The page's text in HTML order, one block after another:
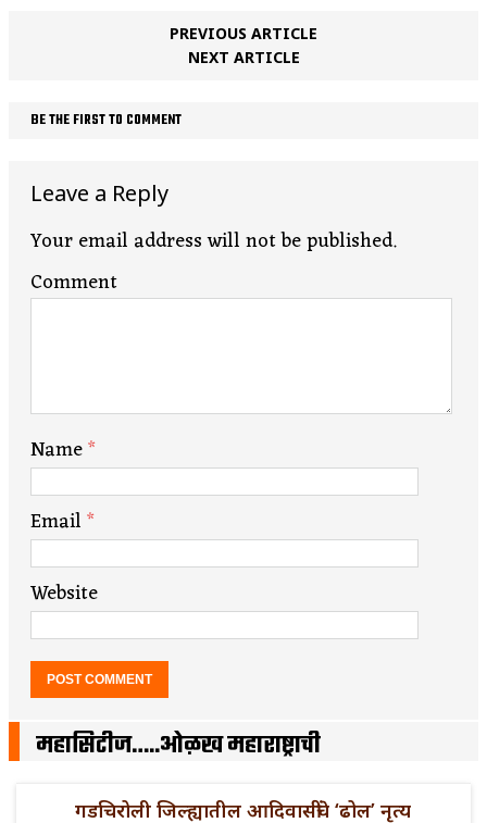
PREVIOUS ARTICLE
NEXT ARTICLE
BE THE FIRST TO COMMENT
Leave a Reply
Your email address will not be published.
Comment
Name*
Email*
Website
महासिटीज…..ओळख महाराष्ट्राची
गडचिरोली जिल्ह्यातील आदिवासींचे ‘ढोल’ नृत्य